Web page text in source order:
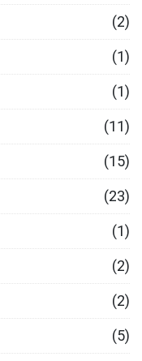
(2)
(1)
(1)
(11)
(15)
(23)
(1)
(2)
(2)
(5)